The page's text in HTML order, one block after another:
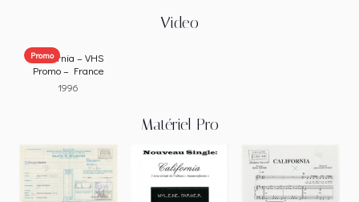
Video
Promo
California – VHS
Promo – France
1996
Matériel Pro